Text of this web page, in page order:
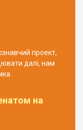
проект,
далі, нам
на